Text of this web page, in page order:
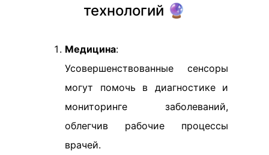
технологий 🔮
Медицина:
Усовершенствованные сенсоры
могут помочь в диагностике и
мониторинге заболеваний,
облегчив рабочие процессы
врачей.